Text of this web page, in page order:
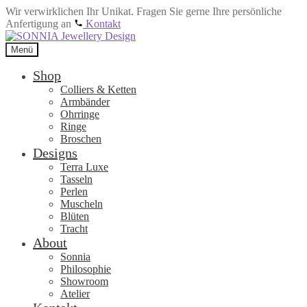
Wir verwirklichen Ihr Unikat. Fragen Sie gerne Ihre persönliche
Anfertigung an
Kontakt
Zur
Navigation
springen
Zum
Inhalt
springen
Menü
Shop
Colliers & Ketten
Armbänder
Ohrringe
Ringe
Broschen
Designs
Terra Luxe
Tasseln
Perlen
Muscheln
Blüten
Tracht
About
Sonnia
Philosophie
Showroom
Atelier